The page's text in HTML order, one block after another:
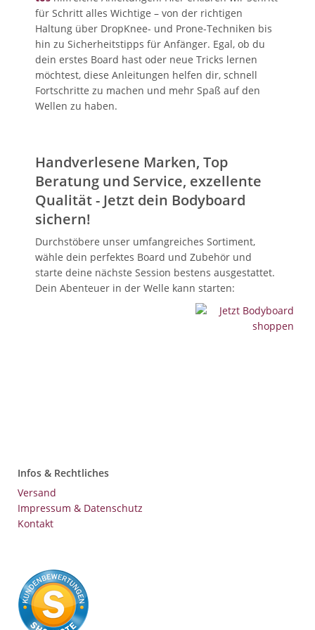
für Schritt alles Wichtige – von der richtigen
Haltung über DropKnee- und Prone-Techniken bis
hin zu Sicherheitstipps für Anfänger. Egal, ob du
dein erstes Board hast oder neue Tricks lernen
möchtest, diese Anleitungen helfen dir, schnell
Fortschritte zu machen und mehr Spaß auf den
Wellen zu haben.
Handverlesene Marken, Top
Beratung und Service, exzellente
Qualität - Jetzt dein Bodyboard
sichern!
Durchstöbere unser umfangreiches Sortiment,
wähle dein perfektes Board und Zubehör und
starte deine nächste Session bestens ausgestattet.
Dein Abenteuer in der Welle kann starten:
Infos & Rechtliches
Versand
Impressum & Datenschutz
Kontakt